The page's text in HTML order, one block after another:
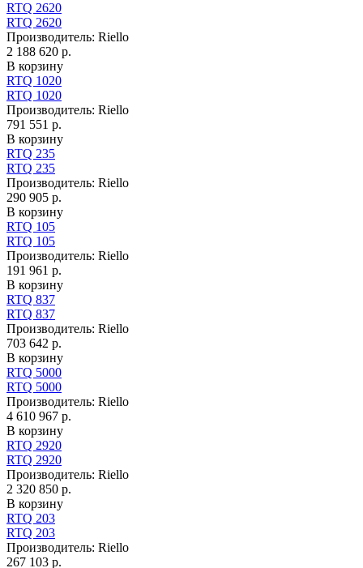
RTQ 2620
RTQ 2620
Производитель: Riello
2 188 620 р.
В корзину
RTQ 1020
RTQ 1020
Производитель: Riello
791 551 р.
В корзину
RTQ 235
RTQ 235
Производитель: Riello
290 905 р.
В корзину
RTQ 105
RTQ 105
Производитель: Riello
191 961 р.
В корзину
RTQ 837
RTQ 837
Производитель: Riello
703 642 р.
В корзину
RTQ 5000
RTQ 5000
Производитель: Riello
4 610 967 р.
В корзину
RTQ 2920
RTQ 2920
Производитель: Riello
2 320 850 р.
В корзину
RTQ 203
RTQ 203
Производитель: Riello
267 103 р.